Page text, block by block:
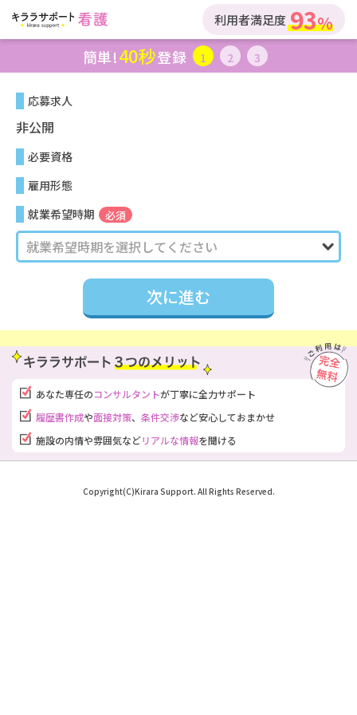
利用者満足度 93
簡単!40秒登録 1 2 3
応募求人
非公開
必要資格
雇用形態
就業希望時期
必須
次に進む
あなた専任のコンサルタントが丁寧に全力サポート
履歴書作成や面接対策、 条件交渉など安心しておまかせ
施設の内情や雰囲気などリアルな情報を聞ける
Copyright(C)Kirara Support. All Rights Reserved.